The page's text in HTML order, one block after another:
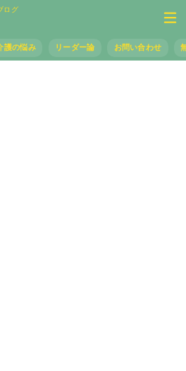
ログ
護の悩み リーダー論 お問い合わせ